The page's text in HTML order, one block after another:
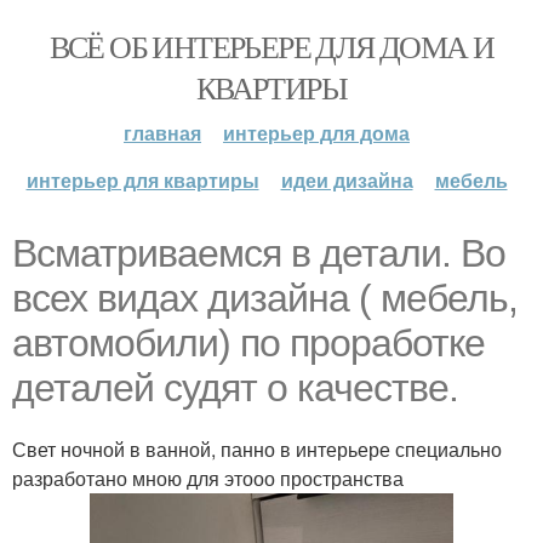
ВСЁ ОБ ИНТЕРЬЕРЕ ДЛЯ ДОМА И
КВАРТИРЫ
главная
интерьер для дома
интерьер для квартиры
идеи дизайна мебель
Всматриваемся в детали. Во
всех видах дизайна ( мебель,
автомобили) по проработке
деталей судят о качестве.
Свет ночной в ванной, панно в интерьере специально
разработано мною для этооо пространства